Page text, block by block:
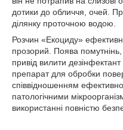
дотики до обличчя, очей.
ділянку проточною водою.
Розчин «Екоциду»
прозорий. Поява
привід вилити
препарат для обробки
співвідношенням
патологічними
використанні повністю